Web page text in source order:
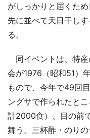
がしっかりと届くた
先に並べて天日干し
る。
同イベントは、特産
会が1976（昭和51）
もので、今年で49回
ングサで作られたと
計2000食）、目の前
舞う。三杯酢・のり